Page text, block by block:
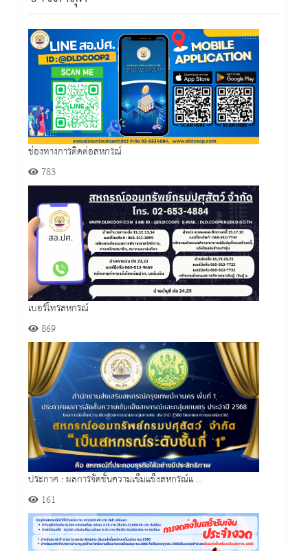
ช่องทางการติดต่อสหกรณ์
783
เบอร์โทรสหกรณ์
869
ประกาศ : ผลการจัดชั้นความเข็มแข็งสหกรณ์แ ...
161